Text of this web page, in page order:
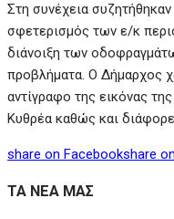
Στη συνέχεια
σφετερισμός των ε/κ
διάνοιξη των
προβλήματα. Ο Δήμαρχος
αντίγραφο της εικόνας
Κυθρέα καθώς και
share on Facebookshare
ΤΑ ΝΕΑ ΜΑΣ